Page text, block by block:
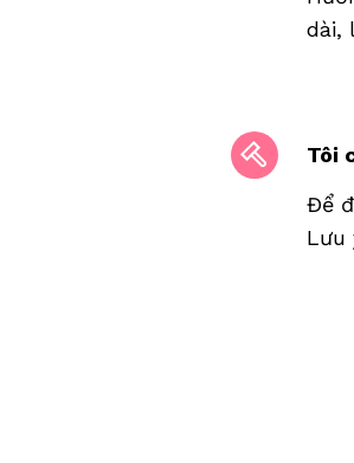
dài,
Tôi
Để
Lưu